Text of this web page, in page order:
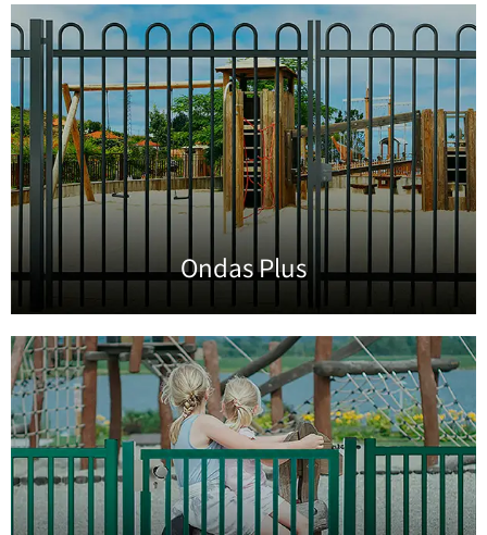
Ondas Plus